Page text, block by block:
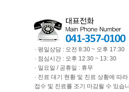
· 평일상담 : 오전 8:30 ~ 오후 17:30
· 점심시간 : 오후 12:30 ~ 13: 30
· 일요일 / 공휴일 : 휴무
· 진료 대기 현황 및 진료 상황에 따라
접수 및 진료를 조기 마감될 수 있습니